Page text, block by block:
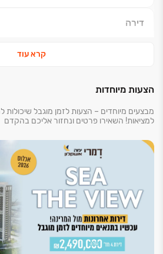
דירה
ריצוף מרפסות דמוי פרקט
סטריפ ליין למיזוג
תריסים חשמליים*
זיגוג כפול בחלונות*
דלת כניסה מעוצבת*
דלתות פנים תוצרת פנדור*
חיבור חשמל תלת פאזי
אינטרקום TV
נקודת טלפון, TV בכל חדר
נקודת מים ,TV במרפסת
חיפוי קירות טייח גבס/ שפכטל *
רשתות בחלונות
קרא עוד
הצעות מיוחדות
מבצעים מיוחדים – הצעות לזמן מוגבל
למציאות! השאירו פרטים ונחזור אליכם בהקדם